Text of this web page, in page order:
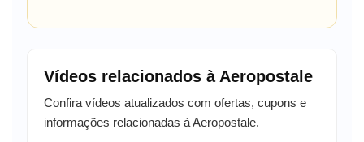
Vídeos relacionados à Aeropostale
Confira vídeos atualizados com ofertas, cupons e
informações relacionadas à Aeropostale.